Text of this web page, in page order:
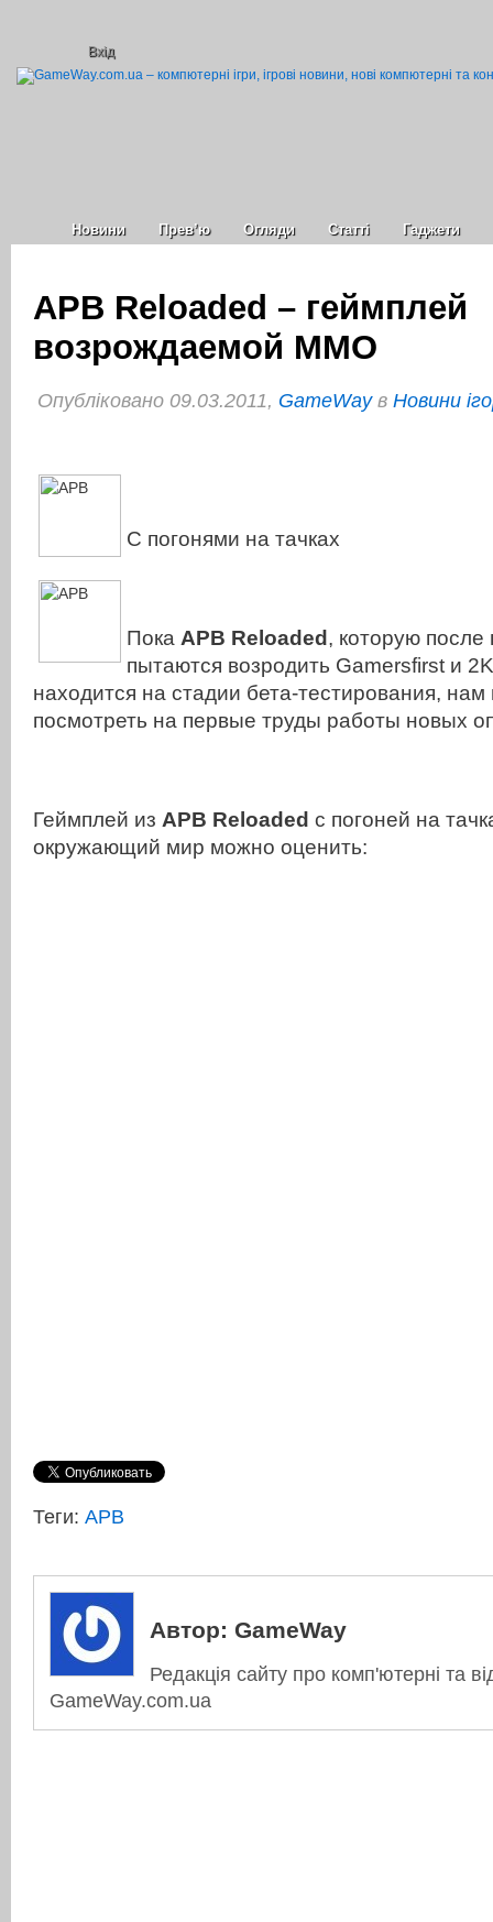
Вхід
Новини Прев’ю Огляди Статті Гаджети
APB Reloaded – геймплей
возрождаемой ММО
Опубліковано 09.03.2011, GameWayв Новини
С погонями на тачках
Пока APB Reloaded, которую после
пытаются возродить Gamersfirst и
находится на стадии бета-тестирования, нам
посмотреть на первые труды работы новых
Геймплей из APB Reloaded с погоней на
окружающий мир можно оценить:
Теги: APB
Автор: GameWay
Редакція сайту про комп'ютерні та
GameWay.com.ua